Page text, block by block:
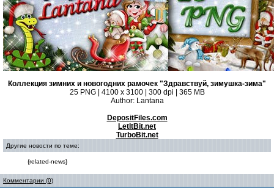
Коллекция зимних и новогодних рамочек "Здравствуй, зимушка-зима"
25 PNG | 4100 x 3100 | 300 dpi | 365 MB
Author: Lantana
DepositFiles.com
LetItBit.net
TurboBit.net
Другие новости по теме:
{related-news}
Комментарии (0)